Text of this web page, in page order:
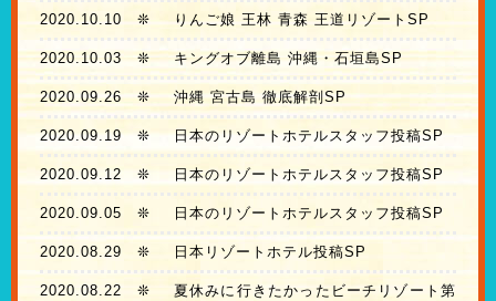
2020.10.10 ❊ りんご娘 王林 青森 王道リゾートSP
2020.10.03❊ キングオブ離島 沖縄・石垣島SP
2020.09.26❊ 沖縄 宮古島 徹底解剖SP
2020.09.19 ❊ 日本のリゾートホテルスタッフ投稿SP
2020.09.12 ❊ 日本のリゾートホテルスタッフ投稿SP
2020.09.05 ❊ 日本のリゾートホテルスタッフ投稿SP
2020.08.29 ❊ 日本リゾートホテル投稿SP
2020.08.22 ❊
夏休みに行きたかったビーチリゾート第